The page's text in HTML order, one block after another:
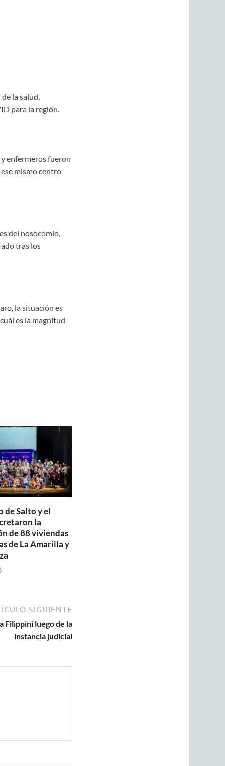
la salud,
para la región.
enfermeros fueron
mismo centro
del nosocomio,
tras los
la situación es
es la magnitud
de Salto y el
la
de 88 viviendas
de La Amarilla y
SIGUIENTE
Filippini luego de la
instancia judicial